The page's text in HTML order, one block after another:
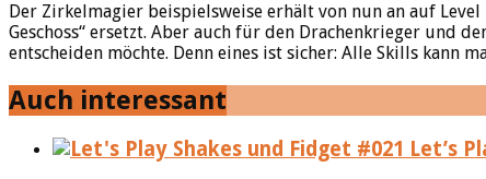
Der Zirkelmagier beispielsweise erhält von nun an auf
Geschoss“ ersetzt. Aber auch für den Drachenkrieger und
entscheiden möchte. Denn eines ist sicher: Alle Skills kann
Auch interessant
Let’s